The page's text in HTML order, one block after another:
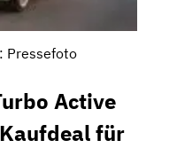
Pressefoto
Active
für